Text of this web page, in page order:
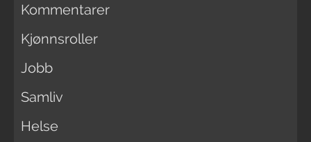
Kommentarer
Kjønnsroller
Jobb
Samliv
Helse